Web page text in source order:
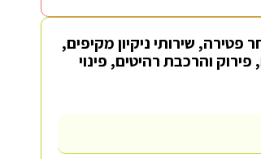
פטירה, שירותי ניקיון מקיפים,
והרכבת רהיטים, פינוי